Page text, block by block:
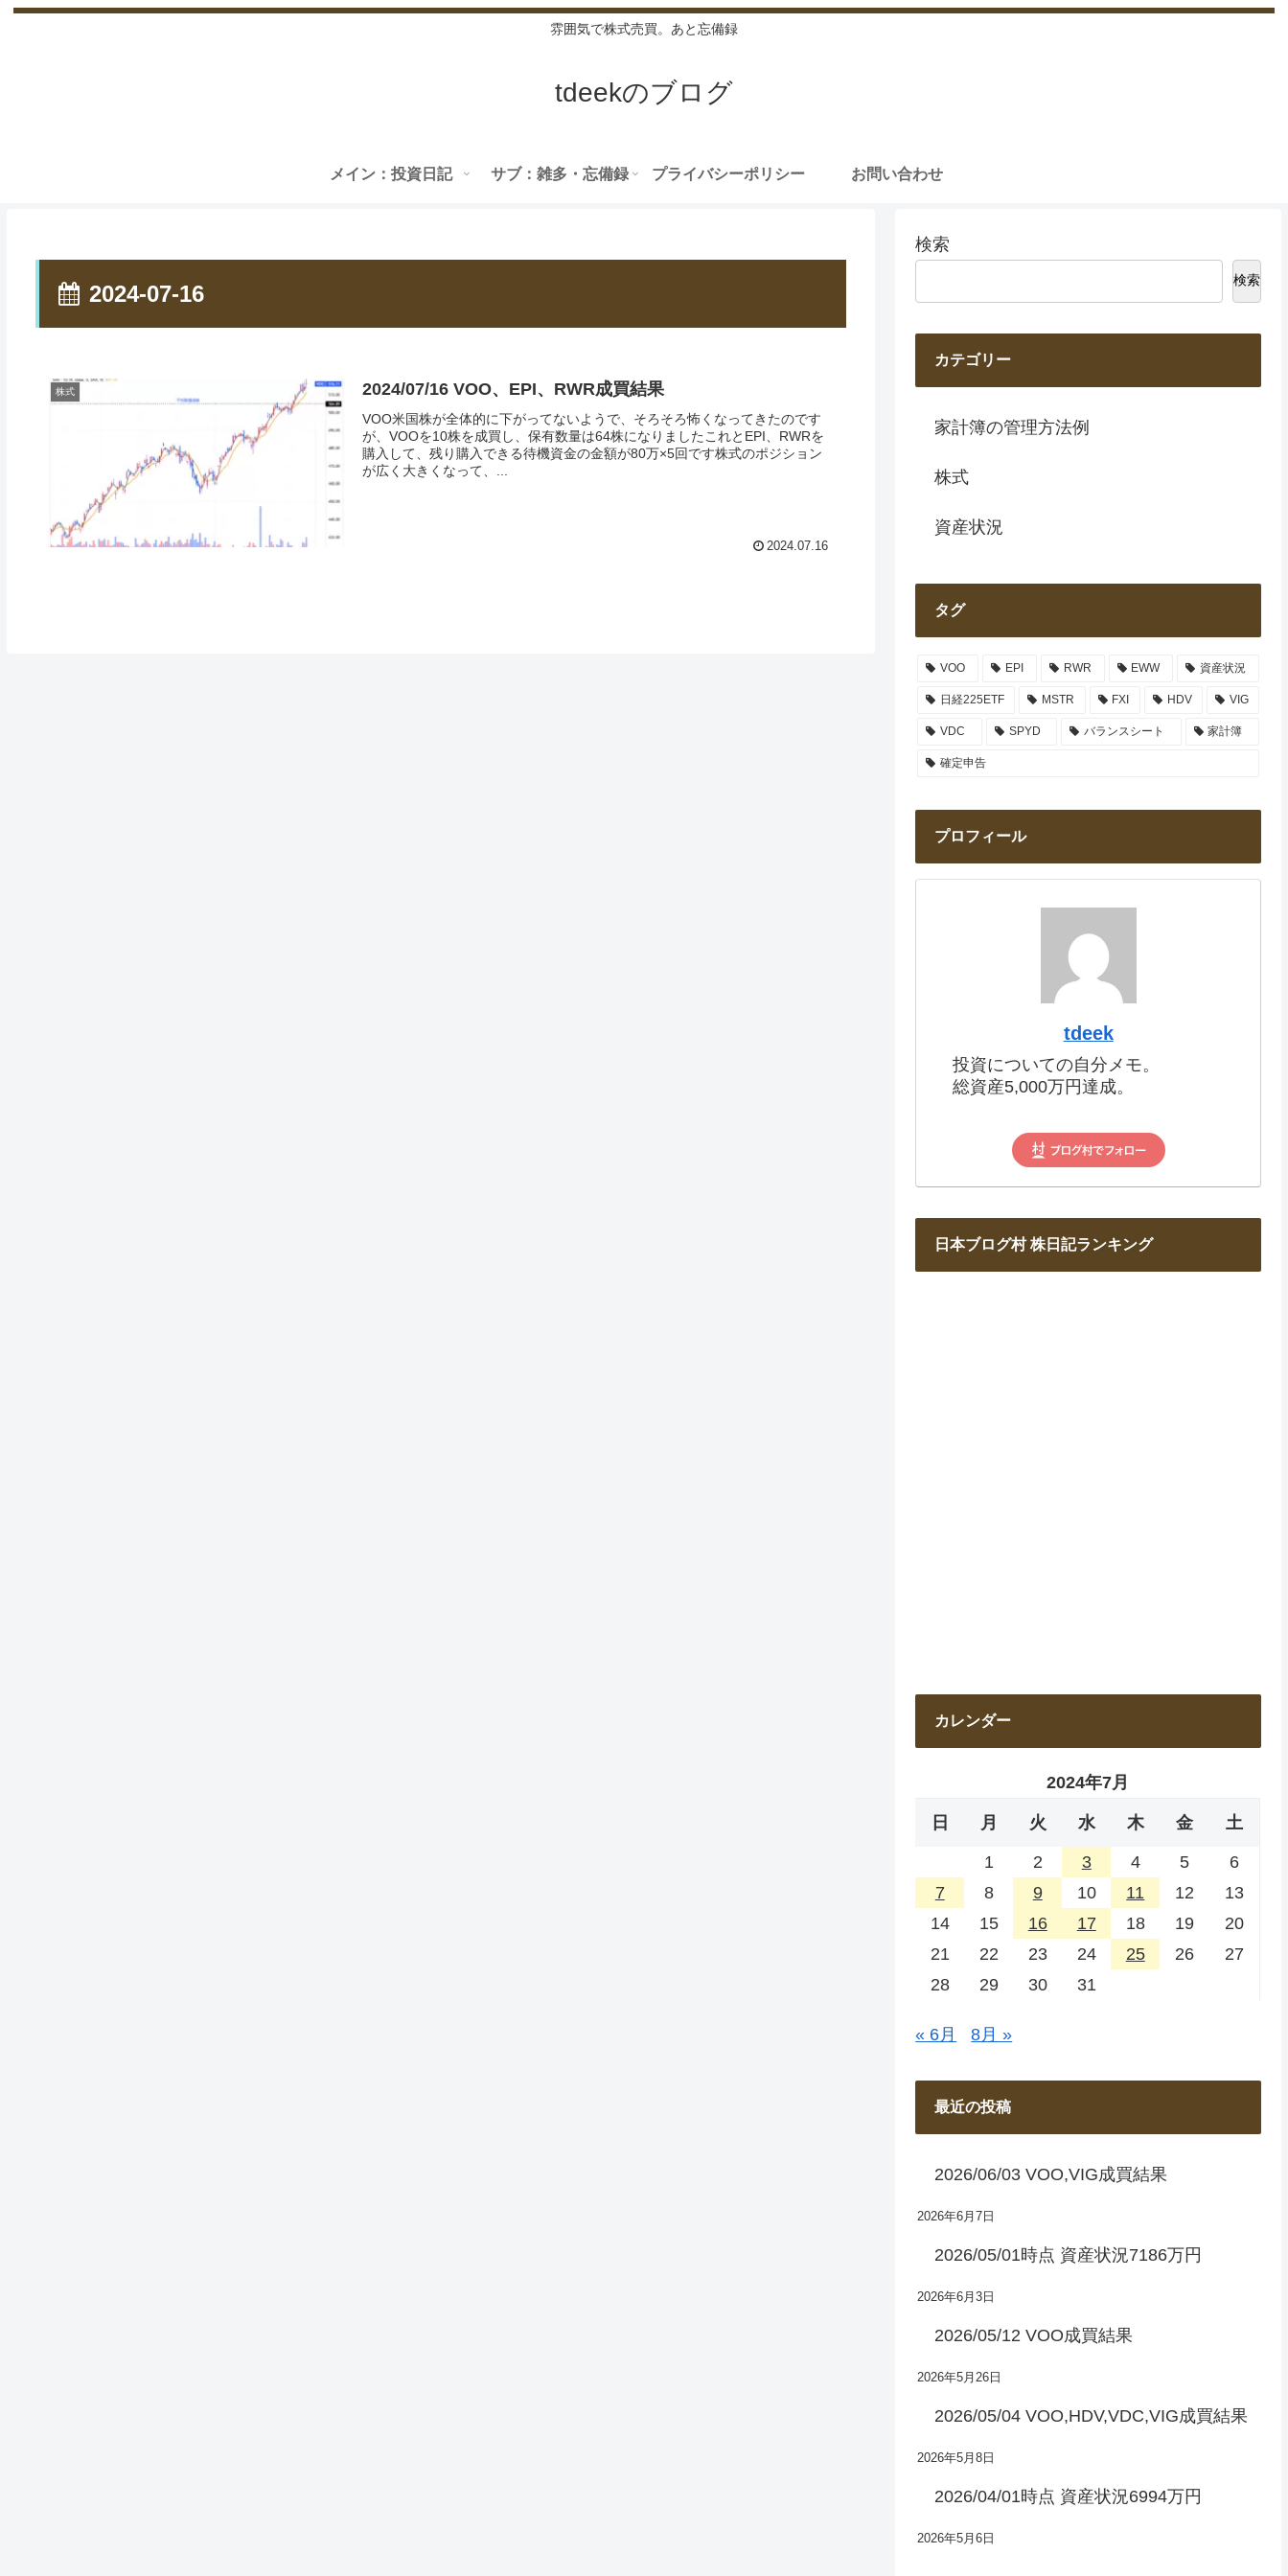
雰囲気で株式売買。あと忘備録
tdeekのブログ
メイン：投資日記 サブ：雑多・忘備録 プライバシーポリシー お問い合わせ
2024-07-16
株式 2024/07/16 VOO、EPI、RWR成買結果
VOO米国株が全体的に下がってないようで、そろそろ怖くなってきたのです
が、VOOを10株を成買し、保有数量は64株になりましたこれとEPI、RWRを
購入して、残り購入できる待機資金の金額が80万×5回です株式のポジション
が広く大きくなって、...
2024.07.16
検索
検索
カテゴリー
家計簿の管理方法例
株式
資産状況
タグ
VOO EPI RWR EWW 資産状況
日経225ETF MSTR FXI HDV VIG
VDC SPYD バランスシート 家計簿
確定申告
プロフィール
tdeek
投資についての自分メモ。
総資産5,000万円達成。
日本ブログ村 株日記ランキング
カレンダー
2024年7月
日 月 火 水 木 金 土
1 2 3 4 5
6
7
8 9 10 11 12
13
14
15 16 17 18 19
20
21
22 23 24 25 26
27
28
29 30 31
« 6月 8月 »
最近の投稿
2026/06/03 VOO,VIG成買結果
2026年6月7日
2026/05/01時点 資産状況7186万円
2026年6月3日
2026/05/12 VOO成買結果
2026年5月26日
2026/05/04 VOO,HDV,VDC,VIG成買結果
2026年5月8日
2026/04/01時点 資産状況6994万円
2026年5月6日